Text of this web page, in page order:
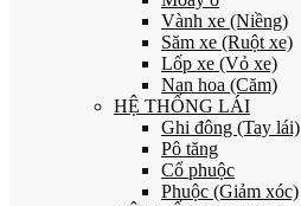
Vành xe (Niềng)
Săm xe (Ruột xe)
Lốp xe (Vỏ xe)
Nan hoa (Căm)
HỆ THỐNG LÁI
Ghi đông (Tay lái)
Pô tăng
Cổ phuộc
Phuộc (Giảm xóc)